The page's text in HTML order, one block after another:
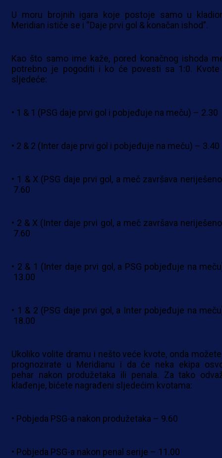
U moru brojnih igara koje postoje samo u
Meridian ističe se i “Daje prvi gol & konačan ishod”.
Kao što samo ime kaže, pored konačnog ishoda
potrebno je pogoditi i ko će povesti sa 1:0.
sljedeće:
• 1 & 1 (PSG daje prvi gol i pobjeđuje na meču) – 2.30
• 2 & 2 (Inter daje prvi gol i pobjeđuje na meču) – 3.40
• 1 & X (PSG daje prvi gol, a meč završava
7.60
• 2 & X (Inter daje prvi gol, a meč završava
7.60
• 2 & 1 (Inter daje prvi gol, a PSG pobjeđuje na
13.00
• 1 & 2 (PSG daje prvi gol, a Inter pobjeđuje na
18.00
Ukoliko volite dramu i nešto veće kvote, onda
prognozirate u Meridianu i da će neka ekipa
pehar nakon produžetaka ili penala. Za tako
klađenje, bićete nagrađeni sljedećim kvotama:
• Pobjeda PSG-a nakon produžetaka – 9.60
• Pobjeda PSG-a nakon penal serije – 11.00